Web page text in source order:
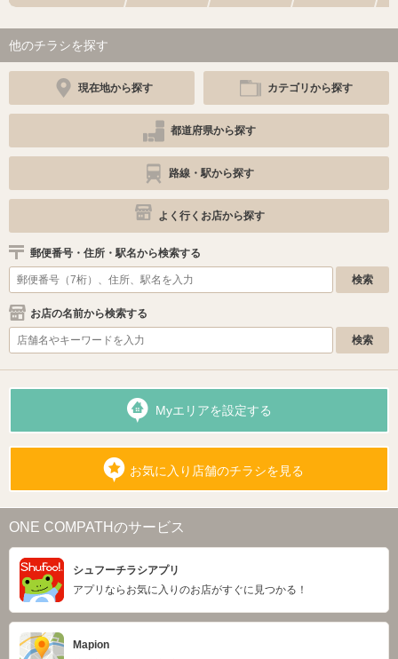
他のチラシを探す
現在地から探す カテゴリから探す
都道府県から探す
路線・駅から探す
よく行くお店から探す
郵便番号・住所・駅名から検索する
お店の名前から検索する
Myエリアを設定する
お気に入り店舗のチラシを見る
ONE COMPATHのサービス
シュフーチラシアプリ
アプリならお気に入りのお店がすぐに見つかる！
Mapion